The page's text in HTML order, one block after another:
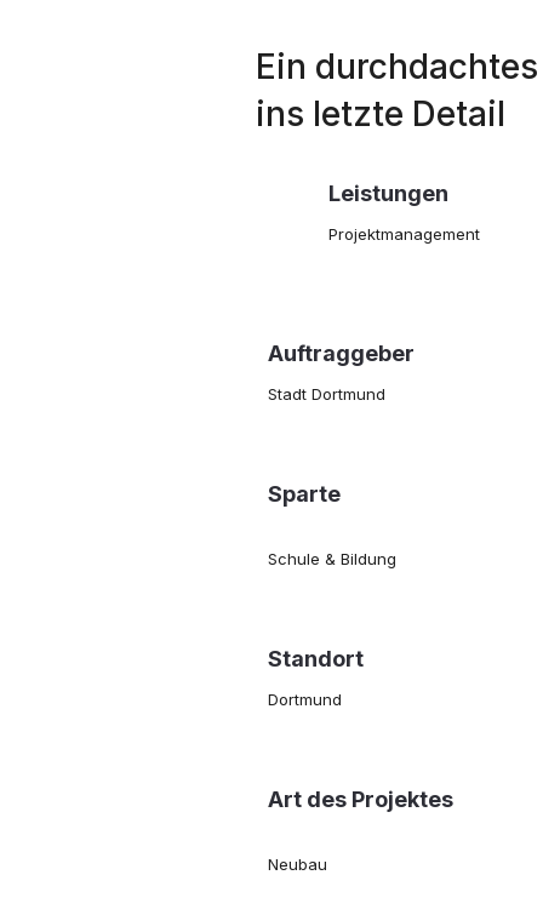
Ein
ins letzte Detail
Leistungen
Projektmanagement
Auftraggeber
Stadt Dortmund
Sparte
Schule & Bildung
Standort
Dortmund
Art des Projektes
Neubau